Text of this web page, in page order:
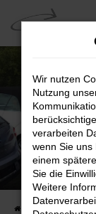
Zum
Hauptinhalt
springen
Unser
Wir nutzen
Nutzung
verarbeiten
wenn Sie uns
einem
Sie die
Weitere